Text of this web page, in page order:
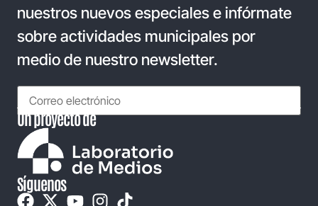
nuestros nuevos especiales e infórmate
sobre actividades municipales por
medio de nuestro newsletter.
Un proyecto de
Síguenos